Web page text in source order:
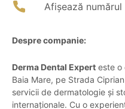
Afișează
Despre companie:
Derma Dental Expert este o
Baia Mare, pe Strada
servicii de dermatologie și
internaționale. Cu o